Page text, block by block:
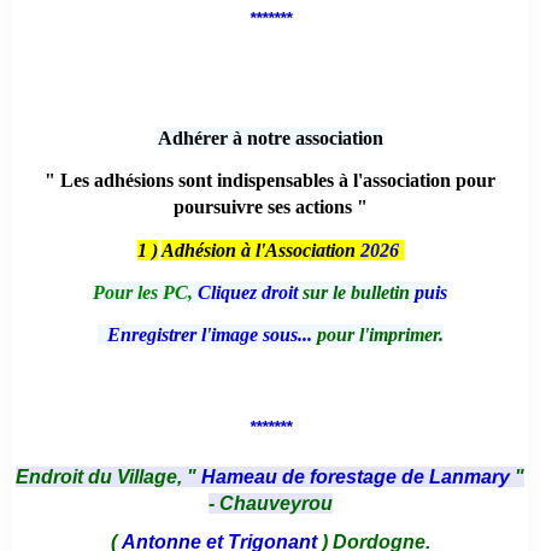
*******
Adhérer à notre association
" Les adhésions sont indispensables à l'association pour
poursuivre ses actions "
1 ) Adhésion à l'Association 2026
Pour les PC, Cliquez droitsur le bulletin puis
Enregistrer l'image sous... pour l'imprimer.
*******
Endroit du Village, " Hameau de forestage de Lanmary "
- Chauveyrou
(Antonne et Trigonant) Dordogne.